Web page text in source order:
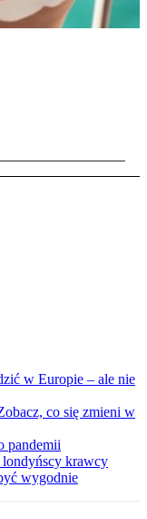
w Europie – ale nie
co się zmieni w
pandemii
londyńscy krawcy
wygodnie